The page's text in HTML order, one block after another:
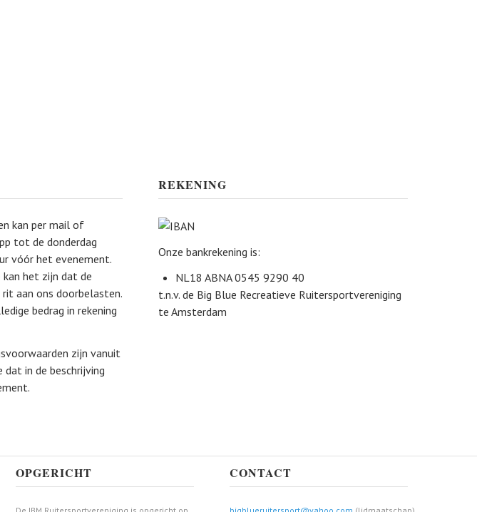
kan per mail of
tot de donderdag
vóór het evenement.
het zijn dat de
aan ons doorbelasten.
bedrag in rekening
zijn vanuit
dat in de beschrijving
REKENING
Onze bankrekening is:
NL18 ABNA 0545 9290 40
t.n.v. de Big Blue Recreatieve Ruitersportvereniging
te Amsterdam
OPGERICHT CONTACT